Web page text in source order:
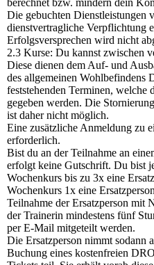
berechnet bzw. mindern dein
Die gebuchten Dienstleistungen
dienstvertragliche Verpflichtung
Erfolgsversprechen wird nicht
2.3 Kurse: Du kannst zwischen
Diese dienen dem Auf- und
des allgemeinen Wohlbefindens
feststehenden Terminen, welche
gegeben werden. Die
ist daher nicht möglich.
Eine zusätzliche Anmeldung zu
erforderlich.
Bist du an der Teilnahme an
erfolgt keine Gutschrift. Du bist
Wochenkurs bis zu 3x eine
Wochenkurs 1x eine
Teilnahme der Ersatzperson mit
der Trainerin mindestens fünf
per E-Mail mitgeteilt werden.
Die Ersatzperson nimmt sodann
Buchung eines kostenfreien